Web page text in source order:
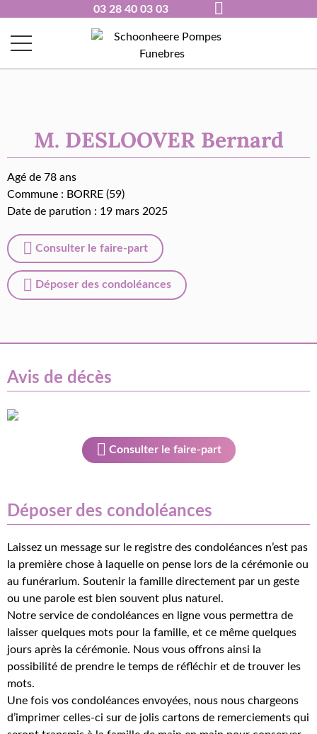
03 28 40 03 03
M. DESLOOVER Bernard
Agé de 78 ans
Commune : BORRE (59)
Date de parution : 19 mars 2025
Consulter le faire-part
Déposer des condoléances
Avis de décès
Consulter le faire-part
Déposer des condoléances
Laissez un message sur le registre des condoléances n’est pas
la première chose à laquelle on pense lors de la cérémonie ou
au funérarium. Soutenir la famille directement par un geste
ou une parole est bien souvent plus naturel.
Notre service de condoléances en ligne vous permettra de
laisser quelques mots pour la famille, et ce même quelques
jours après la cérémonie. Nous vous offrons ainsi la
possibilité de prendre le temps de réfléchir et de trouver les
mots.
Une fois vos condoléances envoyées, nous nous chargeons
d’imprimer celles-ci sur de jolis cartons de remerciements qui